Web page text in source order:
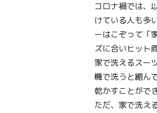
コロナ禍では、
けている人も多
ーはこぞって「
ズに合いヒット
家で洗えるスー
機で洗うと縮ん
乾かすことがで
ただ、家で洗え